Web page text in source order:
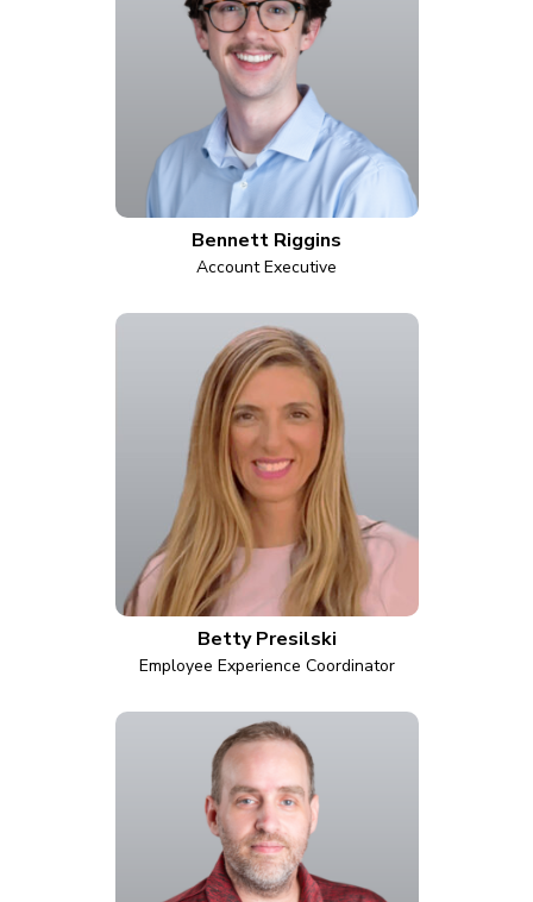
Bennett Riggins
Account Executive
Betty Presilski
Employee Experience Coordinator